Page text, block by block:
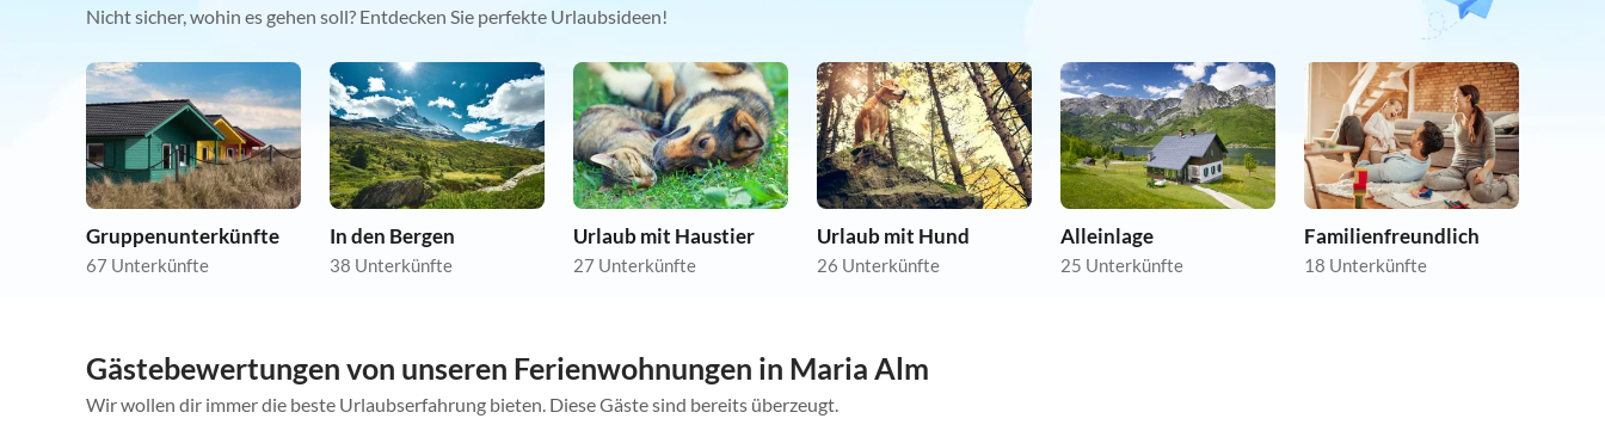
Nicht sicher, wohin es gehen soll? Entdecken Sie perfekte Urlaubsideen!
Gruppenunterkünfte
67 Unterkünfte
In den Bergen
38 Unterkünfte
Urlaub mit Haustier
27 Unterkünfte
Urlaub mit Hund
26 Unterkünfte
Alleinlage
25 Unterkünfte
Familienfreundlich
18 Unterkünfte
Gästebewertungen von unseren Ferienwohnungen in Maria Alm
Wir wollen dir immer die beste Urlaubserfahrung bieten. Diese Gäste sind bereits überzeugt.